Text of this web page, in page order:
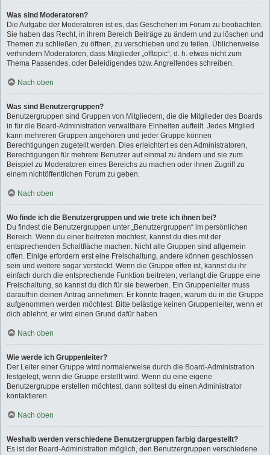
Was sind Moderatoren?
Die Aufgabe der Moderatoren ist es, das Geschehen im Forum zu beobachten.
Sie haben das Recht, in ihrem Bereich Beiträge zu ändern und zu löschen und
Themen zu schließen, zu öffnen, zu verschieben und zu teilen. Üblicherweise
verhindern Moderatoren, dass Mitglieder „offtopic“, d. h. etwas nicht zum
Thema Passendes, oder Beleidigendes bzw. Angreifendes schreiben.
Nach oben
Was sind Benutzergruppen?
Benutzergruppen sind Gruppen von Mitgliedern, die die Mitglieder des Boards
in für die Board-Administration verwaltbare Einheiten aufteilt. Jedes Mitglied
kann mehreren Gruppen angehören und jeder Gruppe können
Berechtigungen zugeteilt werden. Dies erleichtert es den Administratoren,
Berechtigungen für mehrere Benutzer auf einmal zu ändern und sie zum
Beispiel zu Moderatoren eines Bereichs zu machen oder ihnen Zugriff zu
einem nichtöffentlichen Forum zu geben.
Nach oben
Wo finde ich die Benutzergruppen und wie trete ich ihnen bei?
Du findest die Benutzergruppen unter „Benutzergruppen“ im persönlichen
Bereich. Wenn du einer beitreten möchtest, kannst du dies mit der
entsprechenden Schaltfläche machen. Nicht alle Gruppen sind allgemein
offen. Einige erfordern erst eine Freischaltung, andere können geschlossen
sein und weitere sogar versteckt. Wenn die Gruppe offen ist, kannst du ihr
einfach durch die entsprechende Funktion beitreten; verlangt die Gruppe eine
Freischaltung, so kannst du dich für sie bewerben. Ein Gruppenleiter muss
daraufhin deinen Antrag annehmen. Er könnte fragen, warum du in die Gruppe
aufgenommen werden möchtest. Bitte belästige keinen Gruppenleiter, wenn er
dich ablehnt, er wird einen Grund dafür haben.
Nach oben
Wie werde ich Gruppenleiter?
Der Leiter einer Gruppe wird normalerweise durch die Board-Administration
festgelegt, wenn die Gruppe erstellt wird. Wenn du eine eigene
Benutzergruppe erstellen möchtest, dann solltest du einen Administrator
kontaktieren.
Nach oben
Weshalb werden verschiedene Benutzergruppen farbig dargestellt?
Es ist der Board-Administration möglich, den Benutzergruppen verschiedene